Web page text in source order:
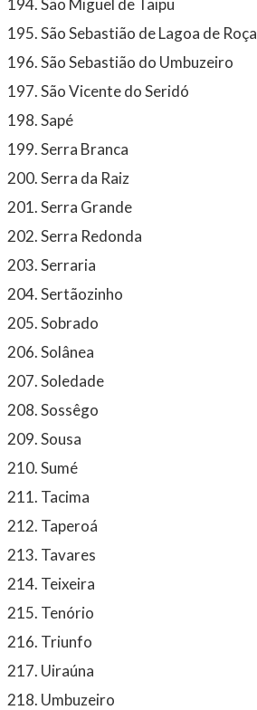
São Miguel de Taipu
São Sebastião de Lagoa de Roça
São Sebastião do Umbuzeiro
São Vicente do Seridó
Sapé
Serra Branca
Serra da Raiz
Serra Grande
Serra Redonda
Serraria
Sertãozinho
Sobrado
Solânea
Soledade
Sossêgo
Sousa
Sumé
Tacima
Taperoá
Tavares
Teixeira
Tenório
Triunfo
Uiraúna
Umbuzeiro